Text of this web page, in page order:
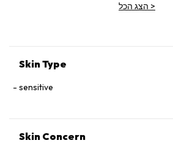
(CORIOLUS) VERSICOLOR EXTRACT,
GLYCERYL STEARATE, GLYCINE SOJA
TOCOPHERYL ACETATE, PYRIDOXINE
הצג הכל >
Skin Type
sensitive
Skin Concern